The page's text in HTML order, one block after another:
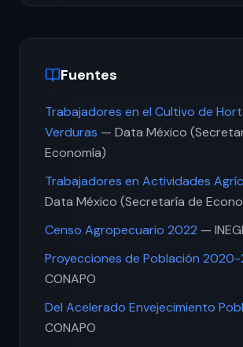
Fuentes
Trabajadores en el Cultivo de
Verduras — Data México
Economía)
Trabajadores en Actividades
Data México (Secretaría de
Censo Agropecuario 2022 — INEGI
Proyecciones de Población
CONAPO
Del Acelerado Envejecimiento
CONAPO